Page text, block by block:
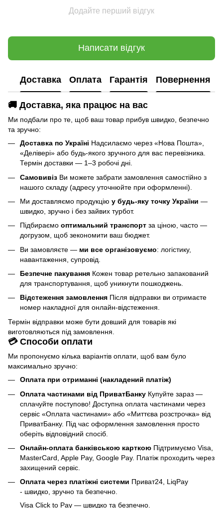
Додайте перший відгук
Написати відгук
Доставка Оплата Гарантія Повернення
🚚 Доставка, яка працює на вас
Ми подбали про те, щоб ваш товар прибув швидко, безпечно
та зручно:
Доставка по Україні Надсилаємо через «Нова Пошта»,
«Делівері» або будь-якого зручного для вас перевізника.
Термін доставки — 1–3 робочі дні.
Самовивіз Ви можете забрати замовлення самостійно з
нашого складу (адресу уточнюйте при оформленні).
Ми доставляємо продукцію у будь-яку точку України —
швидко, зручно і без зайвих турбот.
Підбираємо оптимальний транспорт за ціною, часто —
догрузом, щоб зекономити ваш бюджет.
Ви замовляєте — ми все організовуємо: логістику,
навантаження, супровід.
Безпечне пакування Кожен товар ретельно запакований
для транспортування, щоб уникнути пошкоджень.
Відстеження замовлення Після відправки ви отримаєте
номер накладної для онлайн-відстеження.
Термін відправки може бути довший для товарів які
виготовляються під замовлення.
💳 Способи оплати
Ми пропонуємо кілька варіантів оплати, щоб вам було
максимально зручно:
Оплата при отриманні (накладений платіж)
Оплата частинами від ПриватБанку Купуйте зараз —
сплачуйте поступово! Доступна оплата частинами через
сервіс «Оплата частинами» або «Миттєва розстрочка» від
ПриватБанку. Під час оформлення замовлення просто
оберіть відповідний спосіб.
Онлайн-оплата банківською карткою Підтримуємо Visa,
MasterCard, Apple Pay, Google Pay. Платіж проходить через
захищений сервіс.
Оплата через платіжні системи Приват24, LiqPay
- швидко, зручно та безпечно.
Visa Click to Pay — швидко та безпечно.